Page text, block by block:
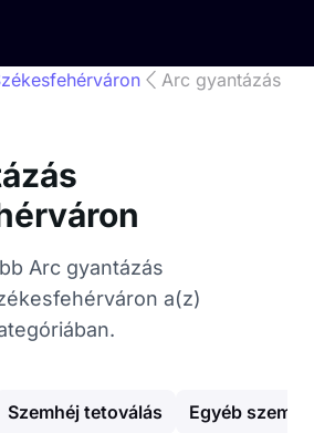
Arc gyantázás
Arc gyantázás
a(z)
Szemhéj tetoválás Egyéb